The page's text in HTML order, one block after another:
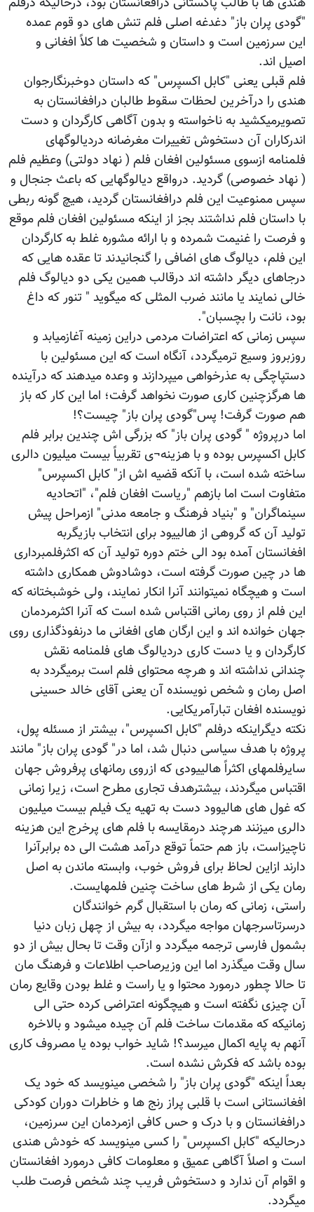
"گودی پران باز" دغدغه اصلی فلم تنش های دو قوم عمده
این سرزمین است و داستان و شخصیت ها کلاً افغانی و
اصیل اند.
فلم قبلی یعنی "کابل اکسپرس" که داستان دوخبرنگارجوان
هندی را درآخرین لحظات سقوط طالبان درافغانستان به
تصویرمیکشید به ناخواسته و بدون آگاهی کارگردان و دست
اندرکاران آن دستخوش تغییرات مغرضانه دردیالوگهای
فلمنامه ازسوی مسئولین افغان فلم ( نهاد دولتی) وعظیم فلم
( نهاد خصوصی) گردید. درواقع دیالوگهایی که باعث جنجال و
سپس ممنوعیت این فلم درافغانستان گردید، هیچ گونه ربطی
با داستان فلم نداشتند بجز از اینکه مسئولین افغان فلم موقع
و فرصت را غنیمت شمرده و با ارائه مشوره غلط به کارگردان
این فلم، دیالوگ های اضافی را گنجانیدند تا عقده هایی که
درجاهای دیگر داشته اند درقالب همین یکی دو دیالوگ فلم
خالی نمایند یا مانند ضرب المثلی که میگوید " تنور که داغ
بود، نانت را بچسبان".
سپس زمانی که اعتراضات مردمی دراین زمینه آغازمیابد و
روزبروز وسیع ترمیگردد، آنگاه است که این مسئولین با
دستپاچگی به عذرخواهی میپردازند و وعده میدهند که درآینده
ها هرگزچنین کاری صورت نخواهد گرفت؛ اما این کار که باز
هم صورت گرفت! پس"گودی پران باز" چیست؟!
اما درپروژه " گودی پران باز" که بزرگی اش چندین برابر فلم
کابل اکسپرس بوده و با هزینه¬ی تقربیاً بیست میلیون دالری
ساخته شده است، با آنکه قضیه اش از" کابل اکسپرس"
متفاوت است اما بازهم "ریاست افغان فلم"، "اتحادیه
سینماگران" و "بنیاد فرهنگ و جامعه مدنی" ازمراحل پیش
تولید آن که گروهی از هالییود برای انتخاب بازیگربه
افغانستان آمده بود الی ختم دوره تولید آن که اکثرفلمبرداری
ها در چین صورت گرفته است، دوشادوش همکاری داشته
است و هیچگاه نمیتوانند آنرا انکار نمایند، ولی خوشبختانه که
این فلم از روی رمانی اقتباس شده است که آنرا اکثرمردمان
جهان خوانده اند و این ارگان های افغانی ما درنفوذگذاری روی
کارگردان و یا دست کاری دردیالوگ های فلمنامه نقش
چندانی نداشته اند و هرچه محتوای فلم است برمیگردد به
اصل رمان و شخص نویسنده آن یعنی آقای خالد حسینی
نویسنده افغان تبارآمریکایی.
نکته دیگراینکه درفلم "کابل اکسپرس"، بیشتر از مسئله پول،
پروژه با هدف سیاسی دنبال شد، اما در" گودی پران باز" مانند
سایرفلمهای اکثراً هالییودی که ازروی رمانهای پرفروش جهان
اقتباس میگردند، بیشترهدف تجاری مطرح است، زیرا زمانی
که غول های هالیوود دست به تهیه یک فیلم بیست میلیون
دالری میزنند هرچند درمقایسه با فلم های پرخرج این هزینه
ناچیزاست، باز هم حتماً توقع درآمد هشت الی ده برابرآنرا
دارند ازاین لحاظ برای فروش خوب، وابسته ماندن به اصل
رمان یکی از شرط های ساخت چنین فلمهایست.
راستی، زمانی که رمان با استقبال گرم خوانندگان
درسرتاسرجهان مواجه میگردد، به بیش از چهل زبان دنیا
بشمول فارسی ترجمه میگردد و ازآن وقت تا بحال بیش از دو
سال وقت میگذرد اما این وزیرصاحب اطلاعات و فرهنگ مان
تا حالا چطور درمورد محتوا و یا راست و غلط بودن وقایع رمان
آن چیزی نگفته است و هیچگونه اعتراضی کرده حتی الی
زمانیکه که مقدمات ساخت فلم آن چیده میشود و بالاخره
آنهم به پایه اکمال میرسد؟! شاید خواب بوده یا مصروف کاری
بوده باشد که فکرش نشده است.
بعداً اینکه "گودی پران باز" را شخصی مینویسد که خود یک
افغانستانی است با قلبی پراز رنج ها و خاطرات دوران کودکی
درافغانستان و با درک و حس کافی ازمردمان این سرزمین،
درحالیکه "کابل اکسپرس" را کسی مینویسد که خودش هندی
است و اصلاً آگاهی عمیق و معلومات کافی درمورد افغانستان
و اقوام آن ندارد و دستخوش فریب چند شخص فرصت طلب
میگردد.